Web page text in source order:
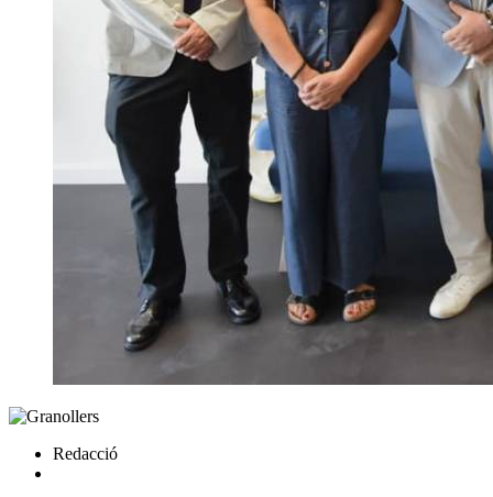
Redacció